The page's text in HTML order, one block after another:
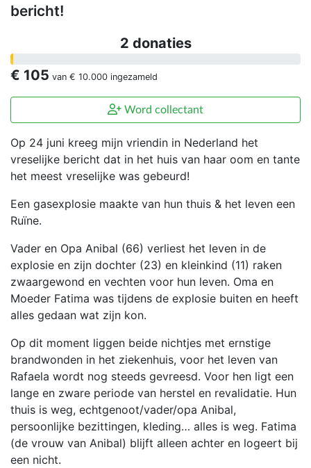
bericht!
2 donaties
€ 105 van € 10.000 ingezameld
Word collectant
Op 24 juni kreeg mijn vriendin in Nederland het
vreselijke bericht dat in het huis van haar oom en tante
het meest vreselijke was gebeurd!
Een gasexplosie maakte van hun thuis & het leven een
Ruïne.
Vader en Opa Anibal (66) verliest het leven in de
explosie en zijn dochter (23) en kleinkind (11) raken
zwaargewond en vechten voor hun leven. Oma en
Moeder Fatima was tijdens de explosie buiten en heeft
alles gedaan wat zijn kon.
Op dit moment liggen beide nichtjes met ernstige
brandwonden in het ziekenhuis, voor het leven van
Rafaela wordt nog steeds gevreesd. Voor hen ligt een
lange en zware periode van herstel en revalidatie. Hun
thuis is weg, echtgenoot/vader/opa Anibal,
persoonlijke bezittingen, kleding… alles is weg. Fatima
(de vrouw van Anibal) blijft alleen achter en logeert bij
een nicht.